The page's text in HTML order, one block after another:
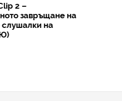
2 –
завръщане на
на